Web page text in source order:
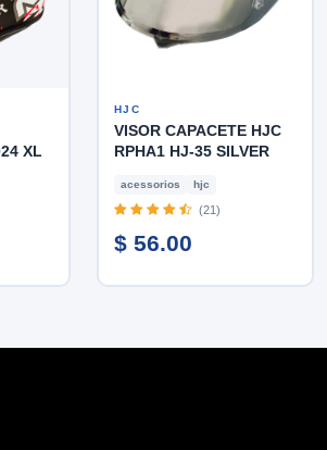
XL
HJC
VISOR CAPACETE HJC
RPHA1 HJ-35 SILVER
acessorios hjc
(21)
$ 56.00